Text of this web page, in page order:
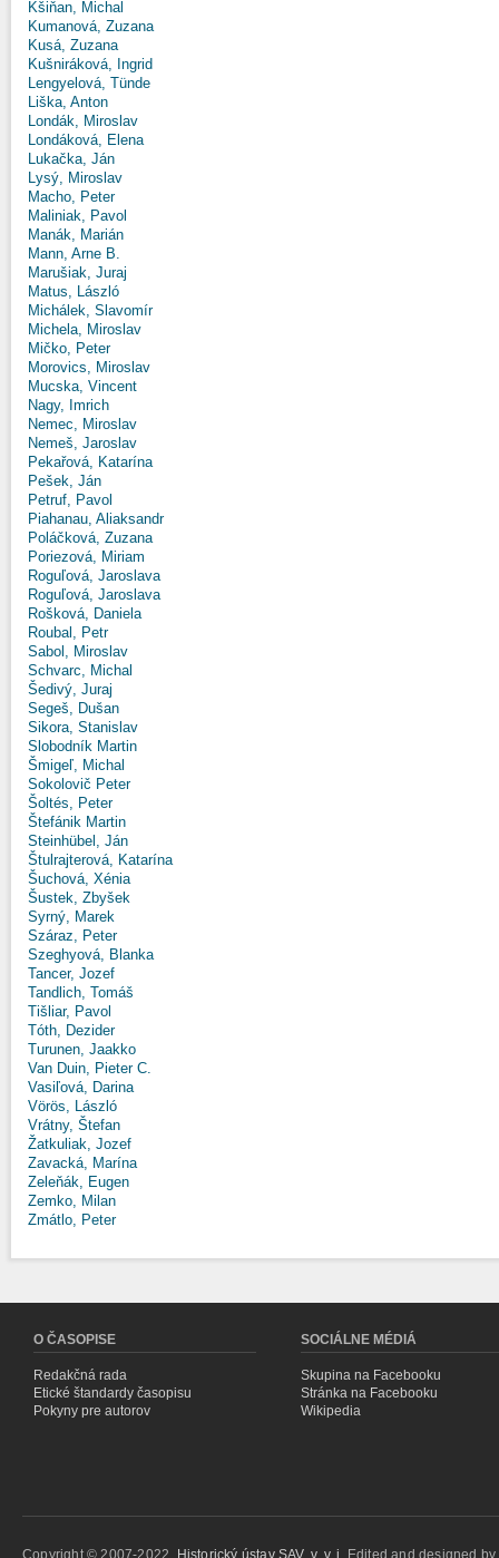
Kšiňan, Michal
Kumanová, Zuzana
Kusá, Zuzana
Kušniráková, Ingrid
Lengyelová, Tünde
Liška, Anton
Londák, Miroslav
Londáková, Elena
Lukačka, Ján
Lysý, Miroslav
Macho, Peter
Maliniak, Pavol
Manák, Marián
Mann, Arne B.
Marušiak, Juraj
Matus, László
Michálek, Slavomír
Michela, Miroslav
Mičko, Peter
Morovics, Miroslav
Mucska, Vincent
Nagy, Imrich
Nemec, Miroslav
Nemeš, Jaroslav
Pekařová, Katarína
Pešek, Ján
Petruf, Pavol
Piahanau, Aliaksandr
Poláčková, Zuzana
Poriezová, Miriam
Roguľová, Jaroslava
Roguľová, Jaroslava
Rošková, Daniela
Roubal, Petr
Sabol, Miroslav
Schvarc, Michal
Šedivý, Juraj
Segeš, Dušan
Sikora, Stanislav
Slobodník Martin
Šmigeľ, Michal
Sokolovič Peter
Šoltés, Peter
Štefánik Martin
Steinhübel, Ján
Štulrajterová, Katarína
Šuchová, Xénia
Šustek, Zbyšek
Syrný, Marek
Száraz, Peter
Szeghyová, Blanka
Tancer, Jozef
Tandlich, Tomáš
Tišliar, Pavol
Tóth, Dezider
Turunen, Jaakko
Van Duin, Pieter C.
Vasiľová, Darina
Vörös, László
Vrátny, Štefan
Žatkuliak, Jozef
Zavacká, Marína
Zeleňák, Eugen
Zemko, Milan
Zmátlo, Peter
O ČASOPISE
Redakčná rada
Etické štandardy časopisu
Pokyny pre autorov
SOCIÁLNE MÉDIÁ
Skupina na Facebooku
Stránka na Facebooku
Wikipedia